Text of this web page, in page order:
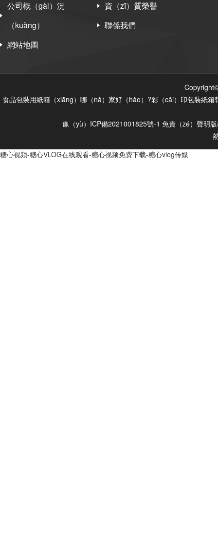
公司概（gài）況
（kuàng）
資（zī）質榮譽
聯係我們
網站地圖
食品包裝用紙箱（xiāng）哪（nǎ）家好（hǎo）?彩（cǎi）印包裝紙
豫（yù）ICP備2021001825號-1 免責（zé）聲明
糖心视频-糖心VLOG在线观看-糖心视频免费下载-糖心vlog传媒